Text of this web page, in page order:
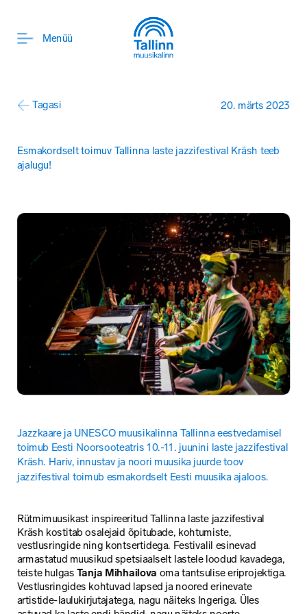
Menüü
20. märts 2023
Tagasi
Esmakordselt toimuv Tallinna laste jazzifestival Kräsh teeb
ajalugu!
Jazzkaare ja UNESCO muusikalinna Tallinna eestvedamisel
toimub Eesti Noorsooteatris 10.-11. juunini laste jazzifestival
Kräsh. Hariv, innustav ja noori muusika juurde toov
jazzifestival toimub esmakordselt Eesti muusika ajaloos.
Rütmimuusikast inspireeritud Tallinna laste jazzifestival
Kräsh kostitab osalejaid õpitubade, kohtumiste,
vestlusringide ning kontsertidega. Festivalil esinevad
armastatud muusikud spetsiaalselt lastele loodud kavadega,
teiste hulgas Tanja Mihhailova oma tantsulise eriprojektiga.
Vestlusringides kohtuvad lapsed ja noored erinevate
artistide-laulukirjutajatega, nagu näiteks Ingeriga. Üles